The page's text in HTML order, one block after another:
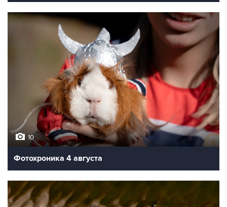
10
Фотохроника 4 августа